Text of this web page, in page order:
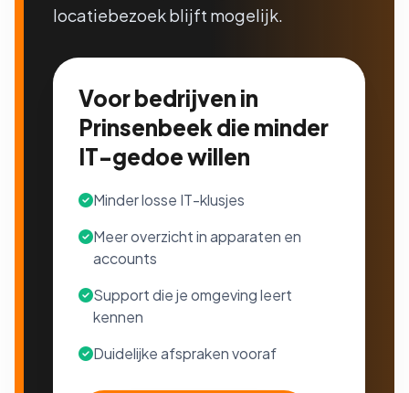
locatiebezoek blijft mogelijk.
Voor bedrijven in
Prinsenbeek die minder
IT-gedoe willen
Minder losse IT-klusjes
Meer overzicht in apparaten en
accounts
Support die je omgeving leert
kennen
Duidelijke afspraken vooraf